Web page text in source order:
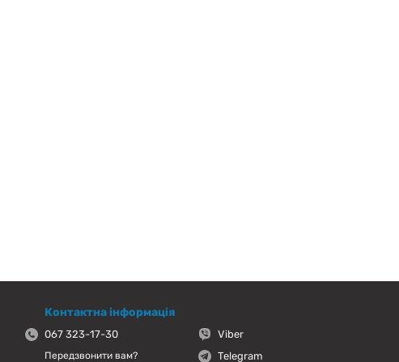
Контактна інформація
067 323-17-30
Передзвонити вам?
Viber
Telegram